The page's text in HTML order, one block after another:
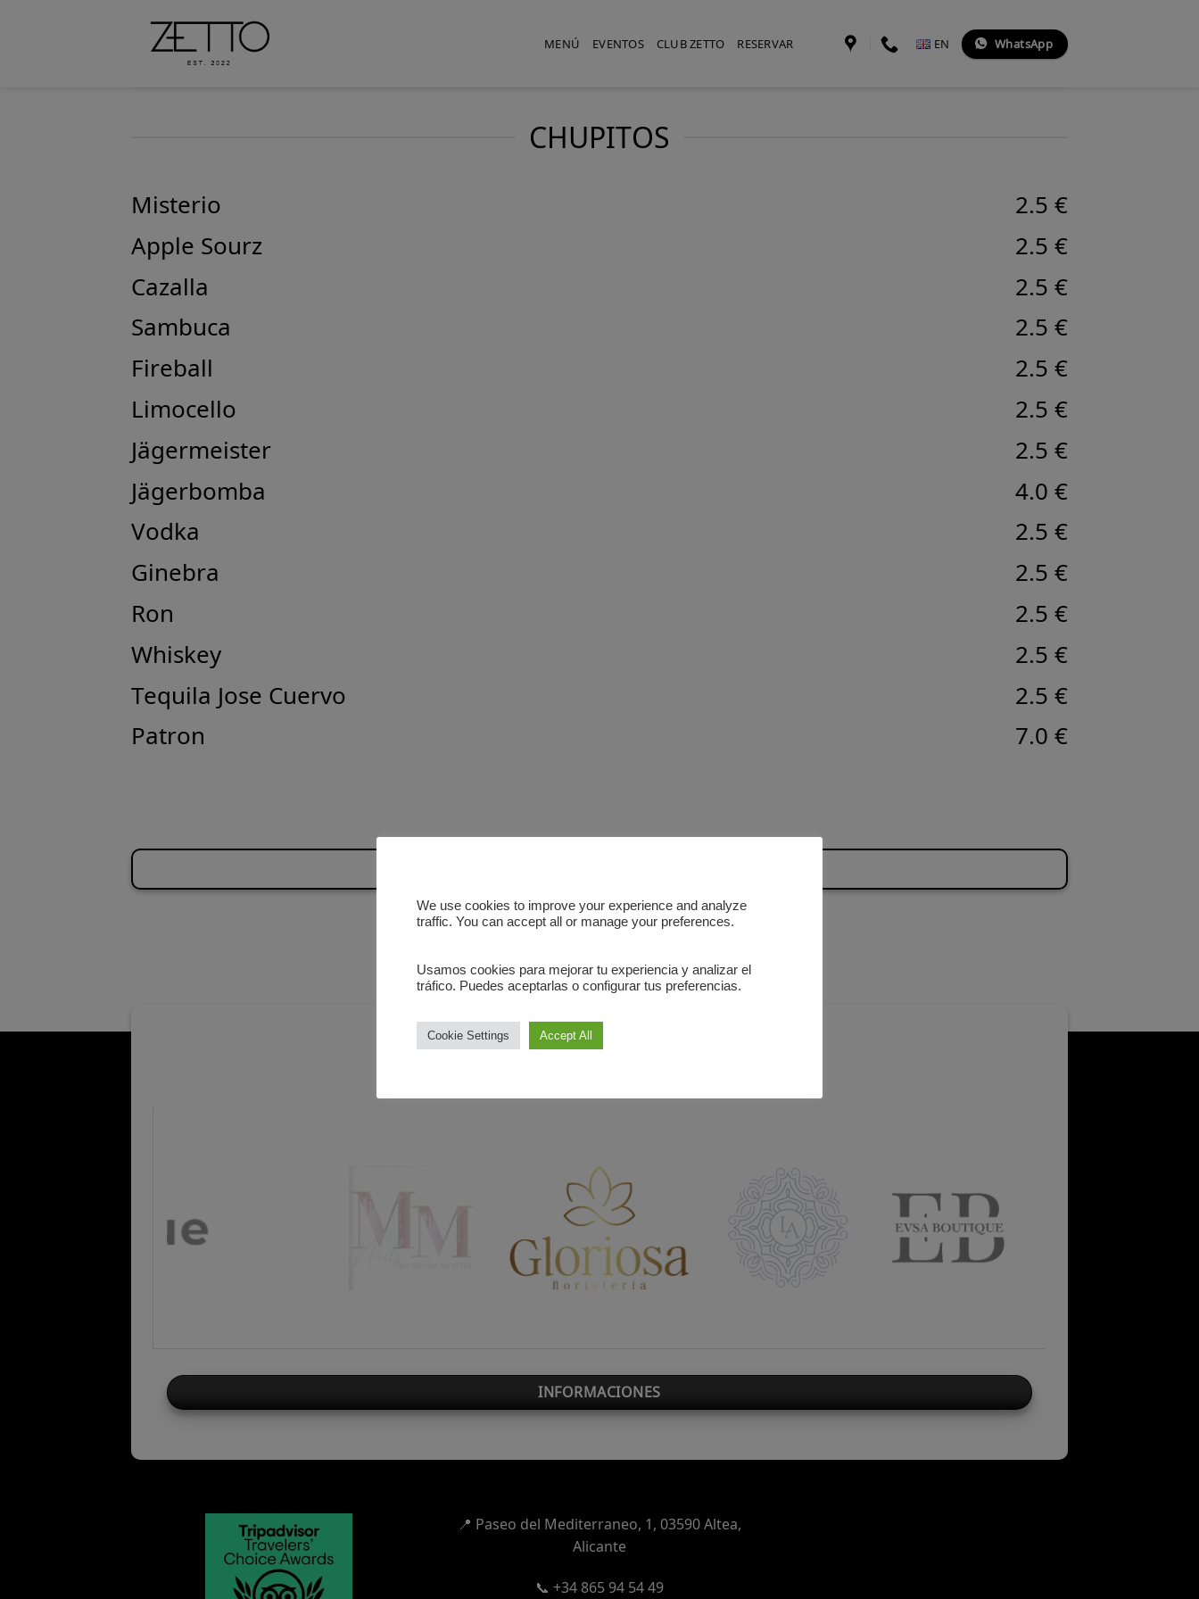
MENÚ EVENTOS CLUB ZETTO RESERVAR EN WhatsApp
CHUPITOS
Misterio
Apple Sourz
Cazalla
Sambuca
Fireball
Limocello
Jägermeister
Jägerbomba
Vodka
Ginebra
Ron
Whiskey
Tequila Jose Cuervo
Patron
2.5 €
2.5 €
2.5 €
2.5 €
2.5 €
2.5 €
2.5 €
4.0 €
2.5 €
2.5 €
2.5 €
2.5 €
2.5 €
7.0 €
Nuestros Aliados
INFORMACIONES
📍 Paseo del Mediterraneo, 1, 03590 Altea,
Alicante
📞 +34 865 94 54 49
We use cookies to improve your experience and analyze
traffic. You can accept all or manage your preferences.
Usamos cookies para mejorar tu experiencia y analizar el
tráfico. Puedes aceptarlas o configurar tus preferencias.
Cookie Settings Accept All